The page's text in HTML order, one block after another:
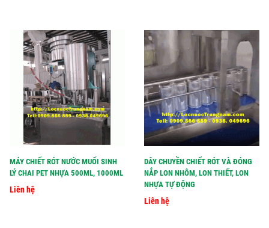
MÁY CHIẾT RÓT NƯỚC MUỐI SINH
LÝ CHAI PET NHỰA 500ML, 1000ML
Liên hệ
DÂY CHUYỀN CHIẾT RÓT VÀ ĐÓNG
NẮP LON NHÔM, LON THIẾT, LON
NHỰA TỰ ĐỘNG
Liên hệ